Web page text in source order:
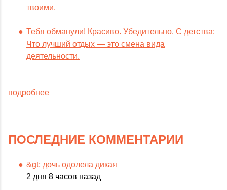
твоими.
Тебя обманули! Красиво. Убедительно. С детства:
Что лучший отдых — это смена вида
деятельности.
подробнее
ПОСЛЕДНИЕ КОММЕНТАРИИ
&gt; дочь одолела дикая
2 дня 8 часов назад